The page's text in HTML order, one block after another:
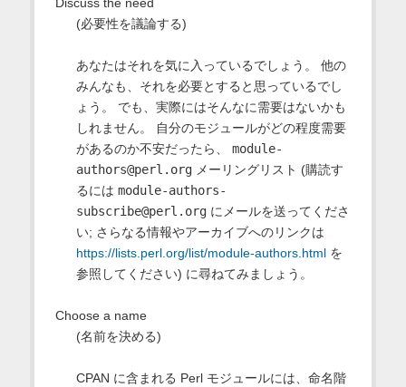
Discuss the need
(必要性を議論する)
あなたはそれを気に入っているでしょう。 他の
みんなも、それを必要とすると思っているでし
ょう。 でも、実際にはそんなに需要はないかも
しれません。 自分のモジュールがどの程度需要
があるのか不安だったら、 module-
authors@perl.orgメーリングリスト (購読す
るには module-authors-
subscribe@perl.orgにメールを送ってくださ
い; さらなる情報やアーカイブへのリンクは
https://lists.perl.org/list/module-authors.htmlを
参照してください) に尋ねてみましょう。
Choose a name
(名前を決める)
CPAN に含まれる Perl モジュールには、命名階